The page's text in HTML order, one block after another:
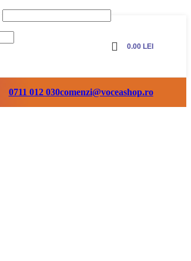
0.00 LEI
0711 012 030comenzi@voceashop.ro